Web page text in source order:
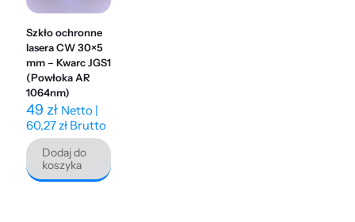
Szkło ochronne
lasera CW 30×5
mm – Kwarc JGS1
(Powłoka AR
1064nm)
49 zł Netto |
60,27zł Brutto
Dodaj do
koszyka